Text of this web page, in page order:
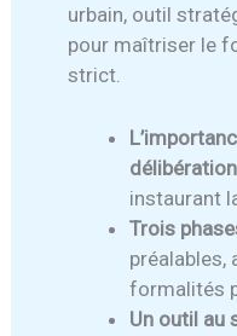
urbain, outil
pour maîtriser le
strict.
instaurant
Trois
préalables,
formalités
Un outil au